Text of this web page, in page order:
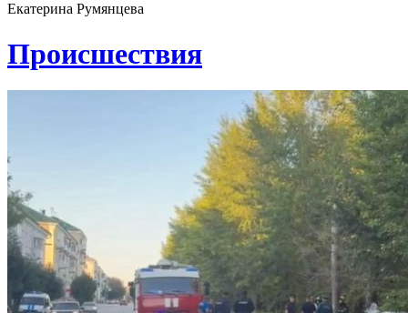
Екатерина Румянцева
Проиcшествия